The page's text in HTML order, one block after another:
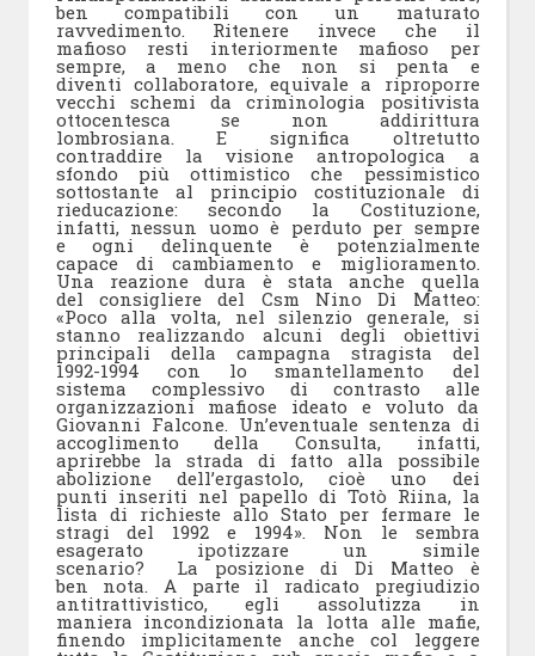
ben compatibili con un maturato
ravvedimento. Ritenere invece che il
mafioso resti interiormente mafioso per
sempre, a meno che non si penta e
diventi collaboratore, equivale a riproporre
vecchi schemi da criminologia positivista
ottocentesca se non addirittura
lombrosiana. E significa oltretutto
contraddire la visione antropologica a
sfondo più ottimistico che pessimistico
sottostante al principio costituzionale di
rieducazione: secondo la Costituzione,
infatti, nessun uomo è perduto per sempre
e ogni delinquente è potenzialmente
capace di cambiamento e miglioramento.
Una reazione dura è stata anche quella
del consigliere del Csm Nino Di Matteo:
«Poco alla volta, nel silenzio generale, si
stanno realizzando alcuni degli obiettivi
principali della campagna stragista del
1992-1994 con lo smantellamento del
sistema complessivo di contrasto alle
organizzazioni mafiose ideato e voluto da
Giovanni Falcone. Un’eventuale sentenza di
accoglimento della Consulta, infatti,
aprirebbe la strada di fatto alla possibile
abolizione dell’ergastolo, cioè uno dei
punti inseriti nel papello di Totò Riina, la
lista di richieste allo Stato per fermare le
stragi del 1992 e 1994». Non le sembra
esagerato ipotizzare un simile
scenario? La posizione di Di Matteo è
ben nota. A parte il radicato pregiudizio
antitrattivistico, egli assolutizza in
maniera incondizionata la lotta alle mafie,
finendo implicitamente anche col leggere